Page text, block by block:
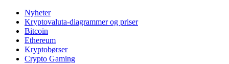
Nyheter
Kryptovaluta-diagrammer og priser
Bitcoin
Ethereum
Kryptobørser
Crypto Gaming